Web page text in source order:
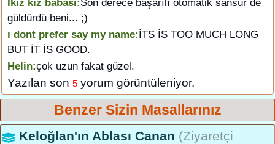
Ikiz kız babasi:Son derece başarılı otomatik sansür de
güldürdü beni... ;)
ı dont prefer say my name:İTS İS TOO MUCH LONG
BUT İT İS GOOD.
Helin:çok uzun fakat güzel.
Yazılan son 5 yorum görüntüleniyor.
Benzer Sizin Masallarınız
Keloğlan'ın Ablası Canan (Ziyaretçi